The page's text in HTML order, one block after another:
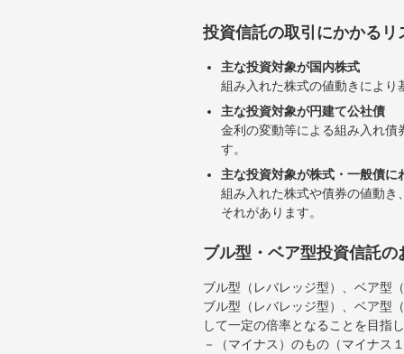
投資信託の取引にかかるリ
主な投資対象が国内株式
組み入れた株式の値動きによ
主な投資対象が円建て公社債
金利の変動等による組み入れ
す。
主な投資対象が株式・一般債
組み入れた株式や債券の値動
それがあります。
ブル型・ベア型投資信託
ブル型（レバレッジ型）、ベア型
ブル型（レバレッジ型）、ベア型
して一定の倍率となることを目指
－（マイナス）のもの（マイナス